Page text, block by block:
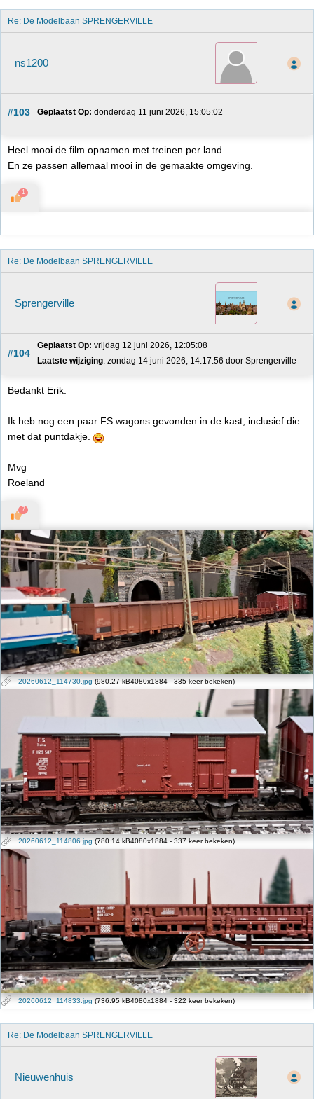
Re: De Modelbaan SPRENGERVILLE
ns1200
#103 Geplaatst Op: donderdag 11 juni 2026, 15:05:02
Heel mooi de film opnamen met treinen per land.
En ze passen allemaal mooi in de gemaakte omgeving.
1
Re: De Modelbaan SPRENGERVILLE
Sprengerville
#104
Geplaatst Op: vrijdag 12 juni 2026, 12:05:08
Laatste wijziging: zondag 14 juni 2026, 14:17:56 door Sprengerville
Bedankt Erik.
Ik heb nog een paar FS wagons gevonden in de kast, inclusief die
met dat puntdakje.
Mvg
Roeland
7
20260612_114730.jpg (980.27 kB4080x1884 - 335 keer bekeken)
20260612_114806.jpg (780.14 kB4080x1884 - 337 keer bekeken)
20260612_114833.jpg (736.95 kB4080x1884 - 322 keer bekeken)
Re: De Modelbaan SPRENGERVILLE
Nieuwenhuis